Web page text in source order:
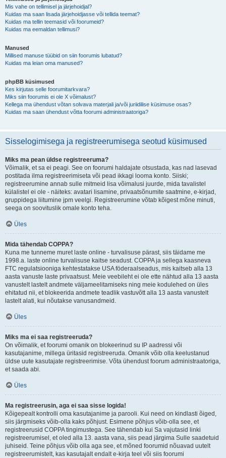
Mis vahe on tellimisel ja järjehoidjal?
Kuidas ma saan lisada järjehoidjasse või tellida teemat?
Kuidas ma tellin teemasid või foorumeid?
Kuidas ma eemaldan tellimusi?
Manused
Millised manuse tüübid on siin foorumis lubatud?
Kuidas ma leian oma manused?
phpBB küsimused
Kes kirjutas selle foorumitarkvara?
Miks siin foorumis ei ole X võimalust?
Kellega ma ühendust võtan solvava materjali ja/või juriidilise küsimuse osas?
Kuidas ma saan ühendust võtta foorumi administraatoriga?
Sisselogimisega ja registreerumisega seotud küsimused
Miks ma pean üldse registreeruma?
Võimalik, et sa ei peagi. See on foorumi haldajate otsustada, kas nad lasevad
postitada ilma registreerimiseta või pead ikkagi looma konto. Siiski;
registreerumine annab sulle mitmeid lisa võimalusi juurde, mida tavalistel
külalistel ei ole - näiteks: avatari lisamine, privaatsõnumite saatmine, e-kirjad,
gruppidega liitumine jpm veelgi. Registreerumine võtab kõigest mõne minuti,
seega on soovituslik omale konto teha.
Üles
Mida tähendab COPPA?
Kuna me tunneme muret laste online - turvalisuse pärast, siis täidame me
1998.a. laste online turvalisuse kaitse seadust. COPPA ja sellega kaasneva
FTC regulatsiooniga kehtestatakse USA föderaalseadus, mis kaitseb alla 13
aasta vanuste laste privaatsust. Meie veebileht ei ole ette nähtud alla 13 aasta
vanustelt lastelt andmete väljameelitamiseks ning meie kodulehed on üles
ehitatud nii, et blokeerida andmete teadlik vastuvõtt alla 13 aasta vanustelt
lastelt alati, kui nõutakse vanusandmeid.
Üles
Miks ma ei saa registreeruda?
On võimalik, et foorumi omanik on blokeerinud su IP aadressi või
kasutajanime, millega üritasid registreeruda. Omanik võib olla keelustanud
üldse uute kasutajate registreerimise. Võta ühendust foorum administraatoriga,
et saada abi.
Üles
Ma registreerusin, aga ei saa sisse logida!
Kõigepealt kontrolli oma kasutajanime ja parooli. Kui need on kindlasti õiged,
siis järgmiseks võib-olla kaks põhjust. Esimene põhjus võib-olla see, et
registreerusid COPPA tingimustega. See tähendab kui Sa vajutasid linki
registreerumisel, et oled alla 13. aasta vana, siis pead järgima Sulle saadetuid
juhiseid. Teine põhjus võib olla aga see, et mõned foorumid nõuavad uutelt
registreerumistelt, kas kasutajalt endalt e-kirja teel või siis foorumi